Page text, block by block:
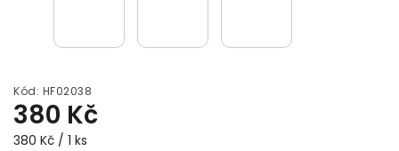
Kód: HF02038
380 Kč
380 Kč / 1 ks